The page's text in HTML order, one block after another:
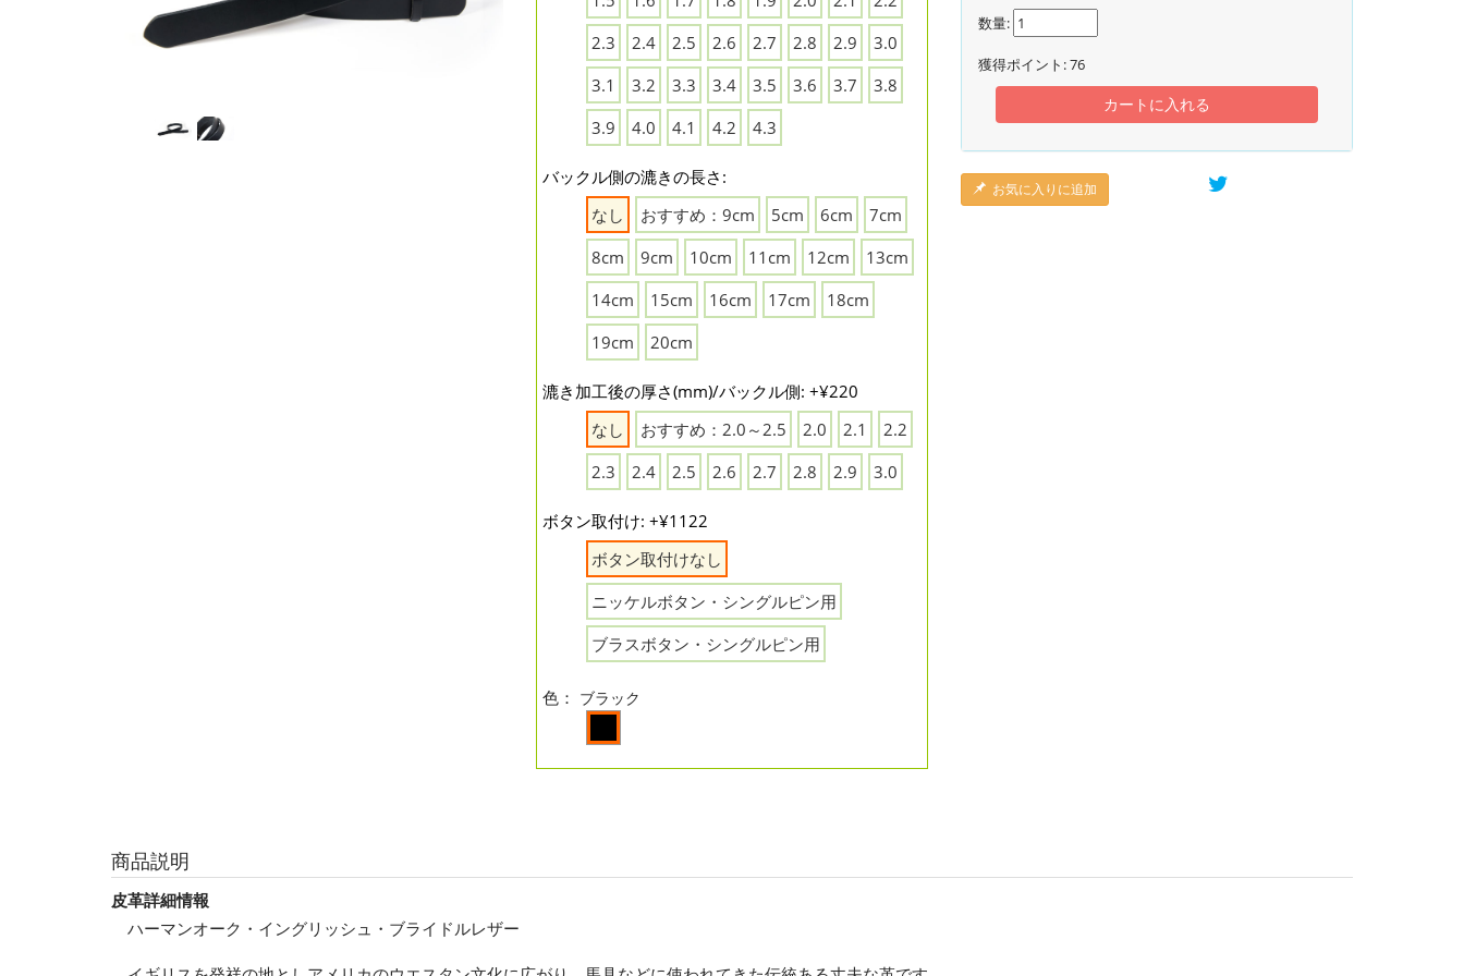
2.3
2.4 2.5 2.6 2.7 2.8 2.9
3.0
3.1
3.2 3.3 3.4 3.5 3.6 3.7
3.8
3.9
4.0 4.1 4.2 4.3
バックル側の漉きの長さ:
なし
おすすめ：9cm 5cm 6cm
7cm
8cm
9cm 10cm 11cm 12cm
13cm
14cm
15cm 16cm 17cm
18cm
19cm
20cm
漉き加工後の厚さ(mm)/バックル側: +¥220
なし
おすすめ：2.0～2.5 2.0 2.1
2.2
2.3
2.4 2.5 2.6 2.7 2.8 2.9 3.0
ボタン取付け: +¥1122
ボタン取付けなし
ニッケルボタン・シングルピン用
ブラスボタン・シングルピン用
色： ブラック
数量:
獲得ポイント:76
カートに入れる
お気に入りに追加
商品説明
皮革詳細情報
ハーマンオーク・イングリッシュ・ブライドルレザー